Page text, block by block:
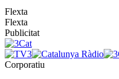
Flexta
Flexta
Publicitat
Corporatiu